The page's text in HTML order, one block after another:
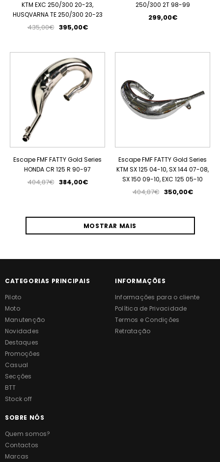
KTM EXC 250/300 20-23,
HUSQVARNA TE 250/300 20-23
435,00€ 395,00€
250/300 2T 98-99
299,00€
PROMOÇÃO
Escape FMF FATTY Gold Series
HONDA CR 125 R 90-97
404,87€ 384,00€
Escape FMF FATTY Gold Series
KTM SX 125 04-10, SX 144 07-08,
SX 150 09-10, EXC 125 05-10
404,87€ 350,00€
MOSTRAR MAIS
CATEGORIAS PRINCIPAIS
Piloto
Moto
Manutenção
Novidades
Destaques
Promoções
Casual
Secções
BTT
Stock off
INFORMAÇÕES
Informações para o cliente
Política de Privacidade
Termos e Condições
Retratação
SOBRE NÓS
Quem somos?
Contactos
Marcas